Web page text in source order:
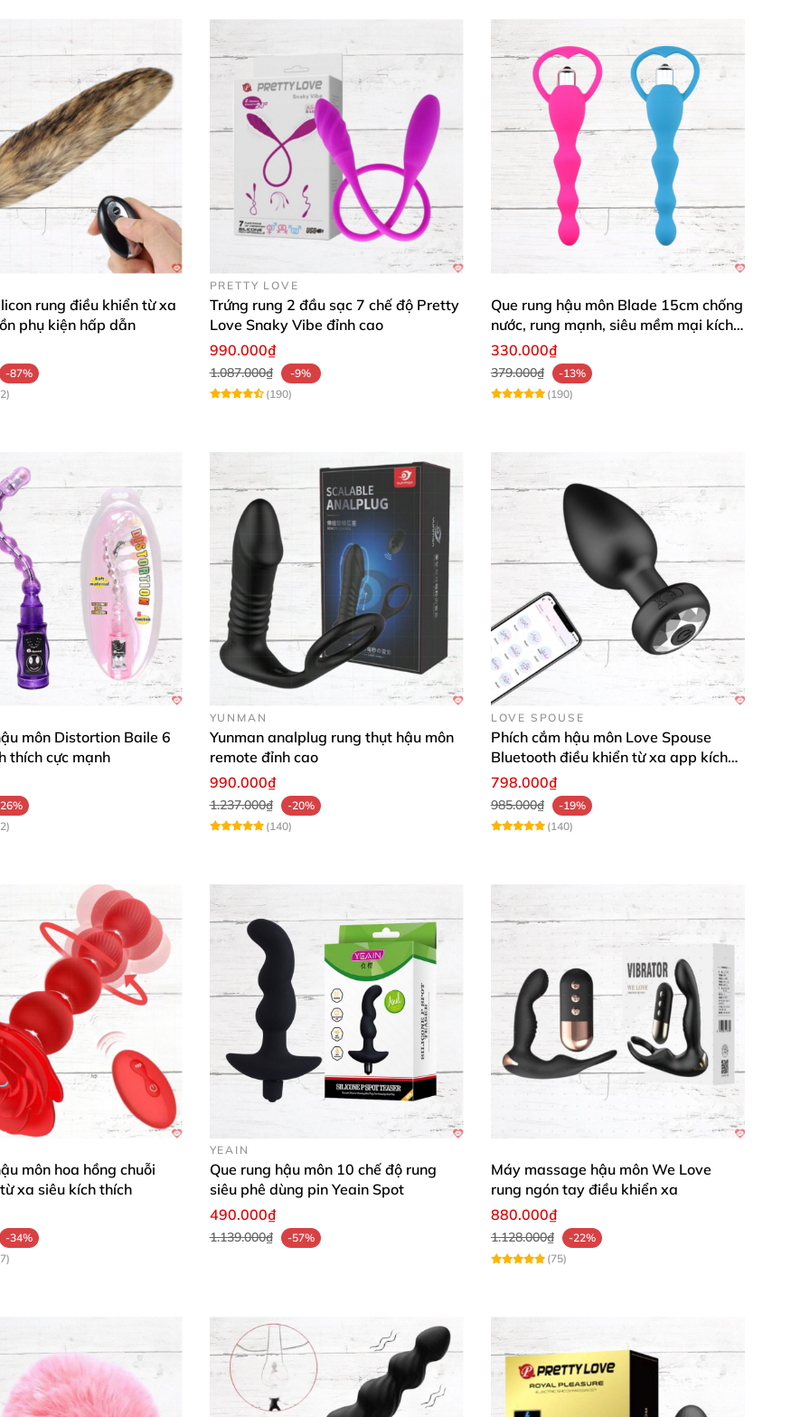
lánh, massage hậu môn êm ru không hề khó chịu. Chất kính an toàn, dùng lâu vẫn như mới luôn!"
đồng hành gợi cảm, đáng tin cậy cho mọi khoảnh khắc riêng tư. Với thiết kế thanh lịch và thông số
và sự sang trọng đích thực!
rung điều khiển từ xa
phụ kiện hấp dẫn
-87%
PRETTY LOVE
Trứng rung 2 đầu sạc 7 chế độ Pretty
Love Snaky Vibe đỉnh cao
990.000₫
1.087.000₫
-9%
(190)
Que rung hậu môn Blade 15cm chống
nước, rung mạnh, siêu mềm mại kích
thích
330.000₫
379.000₫
-13%
(190)
môn Distortion Baile 6
thích cực mạnh
YUNMAN
Yunman analplug rung thụt hậu môn
remote đỉnh cao
990.000₫
1.237.000₫
-20%
(140)
LOVE SPOUSE
Phích cắm hậu môn Love Spouse
Bluetooth điều khiển từ xa app kích
thích
798.000₫
985.000₫
-19%
(140)
môn hoa hồng chuỗi
xa siêu kích thích
-34%
YEAIN
Que rung hậu môn 10 chế độ rung
siêu phê dùng pin Yeain Spot
490.000₫
1.139.000₫ -57%
Máy massage hậu môn We Love
rung ngón tay điều khiển xa
880.000₫
1.128.000₫
-22%
(75)